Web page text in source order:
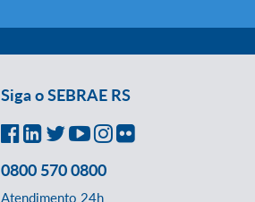
Siga o SEBRAE RS
0800 570 0800
Atendimento 24h